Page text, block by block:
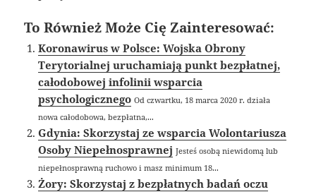
To Również Może Cię Zainteresować:
Koronawirus w Polsce: Wojska Obrony
Terytorialnej uruchamiają punkt bezpłatnej,
całodobowej infolinii wsparcia
psychologicznego Od czwartku, 18 marca 2020 r. działa
nowa całodobowa, bezpłatna,...
Gdynia: Skorzystaj ze wsparcia Wolontariusza
Osoby Niepełnosprawnej Jesteś osobą niewidomą lub
niepełnosprawną ruchowo i masz minimum 18...
Żory: Skorzystaj z bezpłatnych badań oczu